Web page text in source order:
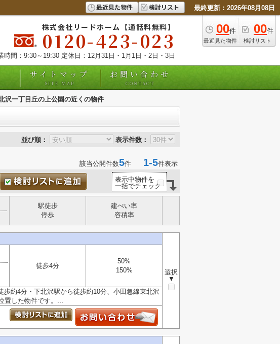
最近見た物件 検討リスト 最終更新：2026年08月08日
00件
最近見た物件
00件
検討リスト
株式会社リードホーム【通話料無料】
0120-423-023
時間：9:30～19:30 定休日：12月31日・1月1日・2日・3日
サイトマップ
SITE MAP
お問い合わせ
CONTACT
沢一丁目丘の上公園の近くの物件
並び順： 表示件数：
該当公開件数5件 1-5件表示
表示中物件を
一括でチェック
駅徒歩
停歩
建ぺい率
容積率
選択
▼
徒歩4分
50%
150%
約4分・下北沢駅から徒歩約10分、小田急線東北沢
置した物件です。...